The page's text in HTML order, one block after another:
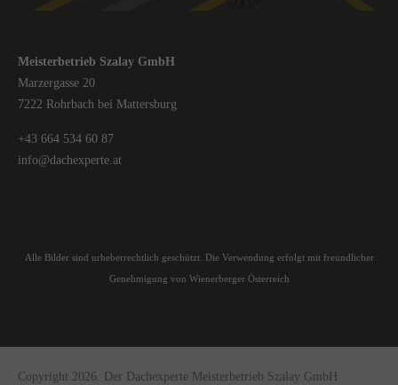
Meisterbetrieb Szalay GmbH
Marzergasse 20
7222 Rohrbach bei Mattersburg
+43 664 534 60 87
info@dachexperte.at
Alle Bilder sind urheberrechtlich geschützt. Die Verwendung erfolgt mit freundlicher
Genehmigung von Wienerberger Österreich
Copyright 2026. Der Dachexperte Meisterbetrieb Szalay GmbH